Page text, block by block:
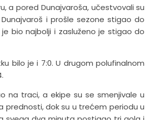
a pored Dunajvaroša, učestvovali su
i prošle sezone stigao do
bio najbolji i zasluženo je stigao do
bilo je i 7:0. U drugom polufinalnom
na traci, a ekipe su se smenjivale u
prednosti, dok su u trećem periodu u